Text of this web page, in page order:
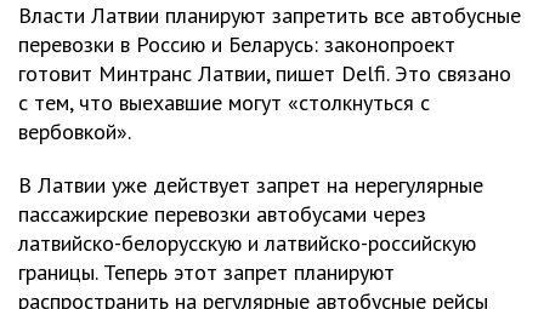
Власти Латвии планируют запретить все автобусные
перевозки в Россию и Беларусь: законопроект
готовит Минтранс Латвии, пишет Delfi. Это связано
с тем, что выехавшие могут «столкнуться с
вербовкой».
В Латвии уже действует запрет на нерегулярные
пассажирские перевозки автобусами через
латвийско-белорусскую и латвийско-российскую
границы. Теперь этот запрет планируют
распространить на регулярные автобусные рейсы